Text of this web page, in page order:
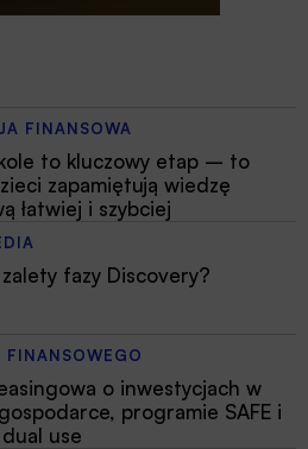
FINANSOWA
to kluczowy etap – to
zapamiętują wiedzę
łatwiej i szybciej
fazy Discovery?
FINANSOWEGO
o inwestycjach w
programie SAFE i
use